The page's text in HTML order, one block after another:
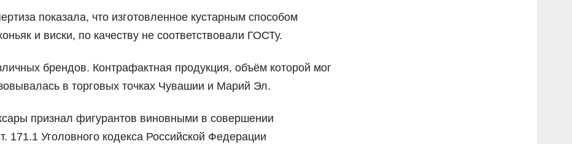
показала, что изготовленное кустарным способом
и виски, по качеству не соответствовали ГОСТу.
брендов. Контрафактная продукция, объём которой мог
в торговых точках Чувашии и Марий Эл.
признал фигурантов виновными в совершении
171.1 Уголовного кодекса Российской Федерации